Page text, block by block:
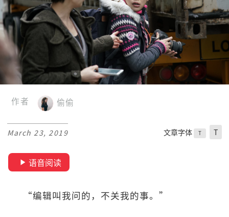
作者 偷偷
March 23, 2019 文章字体 T T
语音阅读
“编辑叫我问的，不关我的事。”